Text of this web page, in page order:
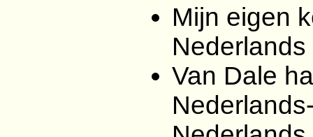
Mijn eigen
Nederlands
Van Dale